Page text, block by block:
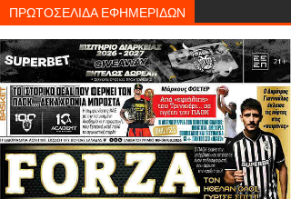
ΠΡΩΤΟΣΕΛΙΔΑ ΕΦΗΜΕΡΙΔΩΝ